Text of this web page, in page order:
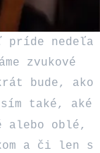
príde nedeľa
zvukové
bude, ako
také, aké
alebo oblé,
a či len s